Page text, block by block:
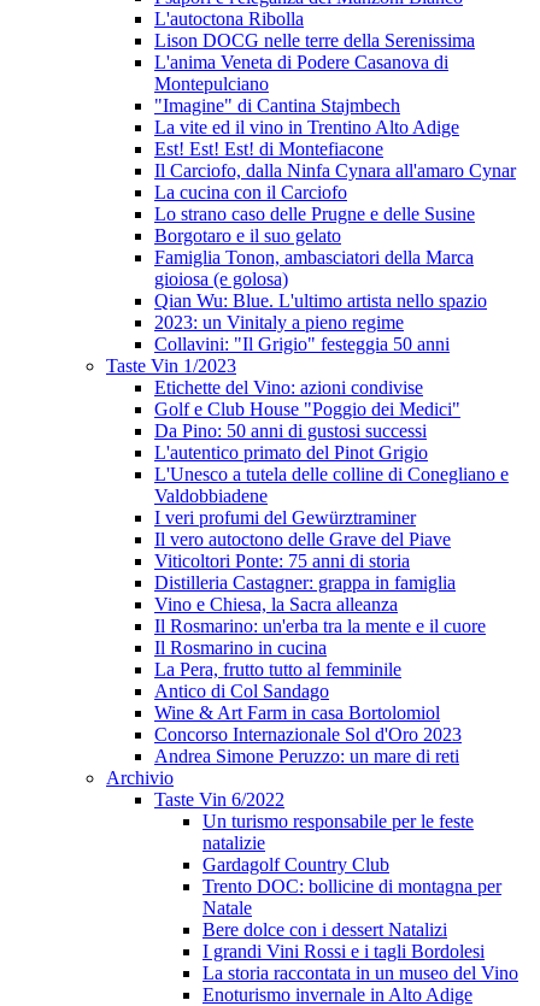
L'autoctona Ribolla
Lison DOCG nelle terre della Serenissima
L'anima Veneta di Podere Casanova di
Montepulciano
"Imagine" di Cantina Stajmbech
La vite ed il vino in Trentino Alto Adige
Est! Est! Est! di Montefiacone
Il Carciofo, dalla Ninfa Cynara all'amaro Cynar
La cucina con il Carciofo
Lo strano caso delle Prugne e delle Susine
Borgotaro e il suo gelato
Famiglia Tonon, ambasciatori della Marca
gioiosa (e golosa)
Qian Wu: Blue. L'ultimo artista nello spazio
2023: un Vinitaly a pieno regime
Collavini: "Il Grigio" festeggia 50 anni
Taste Vin 1/2023
Etichette del Vino: azioni condivise
Golf e Club House "Poggio dei Medici"
Da Pino: 50 anni di gustosi successi
L'autentico primato del Pinot Grigio
L'Unesco a tutela delle colline di Conegliano e
Valdobbiadene
I veri profumi del Gewürztraminer
Il vero autoctono delle Grave del Piave
Viticoltori Ponte: 75 anni di storia
Distilleria Castagner: grappa in famiglia
Vino e Chiesa, la Sacra alleanza
Il Rosmarino: un'erba tra la mente e il cuore
Il Rosmarino in cucina
La Pera, frutto tutto al femminile
Antico di Col Sandago
Wine & Art Farm in casa Bortolomiol
Concorso Internazionale Sol d'Oro 2023
Andrea Simone Peruzzo: un mare di reti
Archivio
Taste Vin 6/2022
Un turismo responsabile per le feste
natalizie
Gardagolf Country Club
Trento DOC: bollicine di montagna per
Natale
Bere dolce con i dessert Natalizi
I grandi Vini Rossi e i tagli Bordolesi
La storia raccontata in un museo del Vino
Enoturismo invernale in Alto Adige